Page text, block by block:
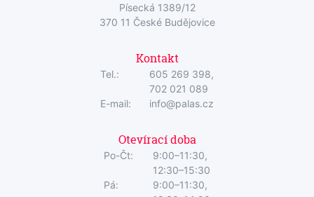
Písecká 1389/12
370 11 České Budějovice
Kontakt
Tel.:
605 269 398,
702 021 089
E-mail:
info@palas.cz
Otevírací doba
Po-Čt:
9:00–11:30,
12:30–15:30
Pá:
9:00–11:30,